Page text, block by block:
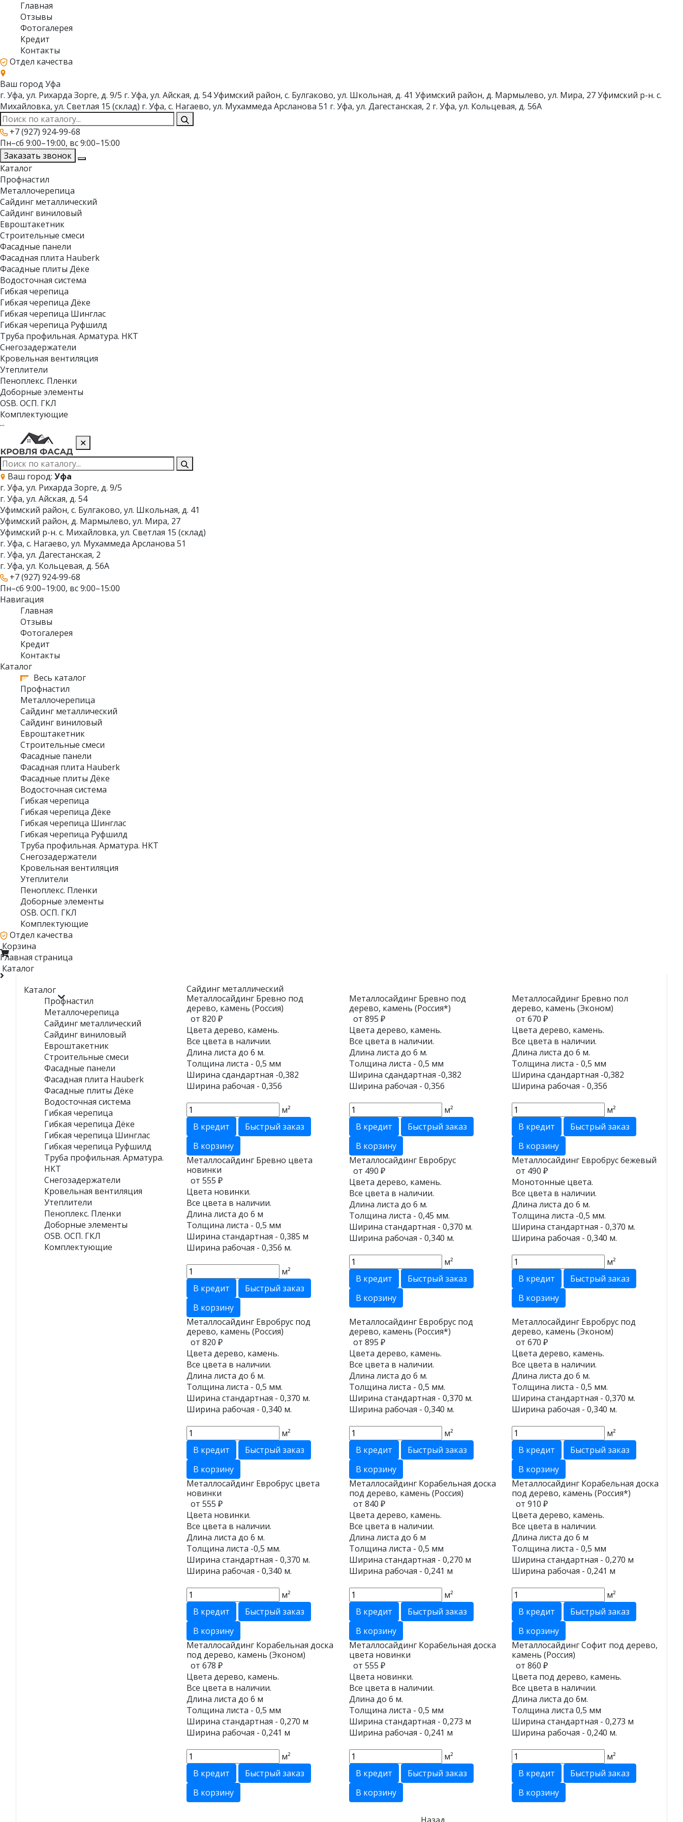
Главная
Отзывы
Фотогалерея
Кредит
Контакты
Отдел качества
Ваш город Уфа
г. Уфа, ул. Рихарда Зорге, д. 9/5 г. Уфа, ул. Айская, д. 54Уфимский район, с. Булгаково, ул. Школьная, д. 41 Уфимский район, д. Мармылево, ул. Мира, 27Уфимский р-н. с.
Михайловка, ул. Светлая 15 (склад) г. Уфа, с. Нагаево, ул. Мухаммеда Арсланова 51 г. Уфа, ул. Дагестанская, 2 г. Уфа, ул. Кольцевая, д. 56А
+7 (927) 924-99-68
Пн–сб 9:00–19:00, вс 9:00–15:00
Заказать звонок
Каталог
Профнастил
Металлочерепица
Сайдинг металлический
Сайдинг виниловый
Евроштакетник
Строительные смеси
Фасадные панели
Фасадная плита Hauberk
Фасадные плиты Дёке
Водосточная система
Гибкая черепица
Гибкая черепица Дёке
Гибкая черепица Шинглас
Гибкая черепица Руфшилд
Труба профильная. Арматура. НКТ
Снегозадержатели
Кровельная вентиляция
Утеплители
Пеноплекс. Пленки
Доборные элементы
OSB. ОСП. ГКЛ
Комплектующие
···
✕
Ваш город: Уфа
г. Уфа, ул. Рихарда Зорге, д. 9/5
г. Уфа, ул. Айская, д. 54
Уфимский район, с. Булгаково, ул. Школьная, д. 41
Уфимский район, д. Мармылево, ул. Мира, 27
Уфимский р-н. с. Михайловка, ул. Светлая 15 (склад)
г. Уфа, с. Нагаево, ул. Мухаммеда Арсланова 51
г. Уфа, ул. Дагестанская, 2
г. Уфа, ул. Кольцевая, д. 56А
+7 (927) 924-99-68
Пн–сб 9:00–19:00, вс 9:00–15:00
Навигация
Главная
Отзывы
Фотогалерея
Кредит
Контакты
Каталог
Весь каталог
Профнастил
Металлочерепица
Сайдинг металлический
Сайдинг виниловый
Евроштакетник
Строительные смеси
Фасадные панели
Фасадная плита Hauberk
Фасадные плиты Дёке
Водосточная система
Гибкая черепица
Гибкая черепица Дёке
Гибкая черепица Шинглас
Гибкая черепица Руфшилд
Труба профильная. Арматура. НКТ
Снегозадержатели
Кровельная вентиляция
Утеплители
Пеноплекс. Пленки
Доборные элементы
OSB. ОСП. ГКЛ
Комплектующие
Отдел качества
Корзина
Главная страница
Каталог
Каталог
Профнастил
Металлочерепица
Сайдинг металлический
Сайдинг виниловый
Евроштакетник
Строительные смеси
Фасадные панели
Фасадная плита Hauberk
Фасадные плиты Дёке
Водосточная система
Гибкая черепица
Гибкая черепица Дёке
Гибкая черепица Шинглас
Гибкая черепица Руфшилд
Труба профильная. Арматура.
НКТ
Снегозадержатели
Кровельная вентиляция
Утеплители
Пеноплекс. Пленки
Доборные элементы
OSB. ОСП. ГКЛ
Комплектующие
Сайдинг металлический
Металлосайдинг Бревно под
дерево, камень (Россия)
от 820 ₽
Цвета дерево, камень.
Все цвета в наличии.
Длина листа до 6 м.
Толщина листа - 0,5 мм
Ширина сдандартная -0,382
Ширина рабочая - 0,356
м²
В кредит
Быстрый заказ
В корзину
Металлосайдинг Бревно под
дерево, камень (Россия*)
от 895 ₽
Цвета дерево, камень.
Все цвета в наличии.
Длина листа до 6 м.
Толщина листа - 0,5 мм
Ширина сдандартная -0,382
Ширина рабочая - 0,356
м²
В кредит
Быстрый заказ
В корзину
Металлосайдинг Бревно пол
дерево, камень (Эконом)
от 670 ₽
Цвета дерево, камень.
Все цвета в наличии.
Длина листа до 6 м.
Толщина листа - 0,5 мм
Ширина сдандартная -0,382
Ширина рабочая - 0,356
м²
В кредит
Быстрый заказ
В корзину
Металлосайдинг Бревно цвета
новинки
от 555 ₽
Цвета новинки.
Все цвета в наличии.
Длина листа до 6 м
Толщина листа - 0,5 мм
Ширина стандартная - 0,385 м
Ширина рабочая - 0,356 м.
м²
В кредит
Быстрый заказ
В корзину
Металлосайдинг Евробрус
от 490 ₽
Цвета дерево, камень.
Все цвета в наличии.
Длина листа до 6 м.
Толщина листа - 0,45 мм.
Ширина стандартная - 0,370 м.
Ширина рабочая - 0,340 м.
м²
В кредит
Быстрый заказ
В корзину
Металлосайдинг Евробрус бежевый
от 490 ₽
Монотонные цвета.
Все цвета в наличии.
Длина листа до 6 м.
Толщина листа -0,5 мм.
Ширина стандартная - 0,370 м.
Ширина рабочая - 0,340 м.
м²
В кредит
Быстрый заказ
В корзину
Металлосайдинг Евробрус под
дерево, камень (Россия)
от 820 ₽
Цвета дерево, камень.
Все цвета в наличии.
Длина листа до 6 м.
Толщина листа - 0,5 мм.
Ширина стандартная - 0,370 м.
Ширина рабочая - 0,340 м.
м²
В кредит
Быстрый заказ
В корзину
Металлосайдинг Евробрус под
дерево, камень (Россия*)
от 895 ₽
Цвета дерево, камень.
Все цвета в наличии.
Длина листа до 6 м.
Толщина листа - 0,5 мм.
Ширина стандартная - 0,370 м.
Ширина рабочая - 0,340 м.
м²
В кредит
Быстрый заказ
В корзину
Металлосайдинг Евробрус под
дерево, камень (Эконом)
от 670 ₽
Цвета дерево, камень.
Все цвета в наличии.
Длина листа до 6 м.
Толщина листа - 0,5 мм.
Ширина стандартная - 0,370 м.
Ширина рабочая - 0,340 м.
м²
В кредит
Быстрый заказ
В корзину
Металлосайдинг Евробрус цвета
новинки
от 555 ₽
Цвета новинки.
Все цвета в наличии.
Длина листа до 6 м.
Толщина листа -0,5 мм.
Ширина стандартная - 0,370 м.
Ширина рабочая - 0,340 м.
м²
В кредит
Быстрый заказ
В корзину
Металлосайдинг Корабельная доска
под дерево, камень (Россия)
от 840 ₽
Цвета дерево, камень.
Все цвета в наличии.
Длина листа до 6 м
Толщина листа - 0,5 мм
Ширина стандартная - 0,270 м
Ширина рабочая - 0,241 м
м²
В кредит
Быстрый заказ
В корзину
Металлосайдинг Корабельная доска
под дерево, камень (Россия*)
от 910 ₽
Цвета дерево, камень.
Все цвета в наличии.
Длина листа до 6 м
Толщина листа - 0,5 мм
Ширина стандартная - 0,270 м
Ширина рабочая - 0,241 м
м²
В кредит
Быстрый заказ
В корзину
Металлосайдинг Корабельная доска
под дерево, камень (Эконом)
от 678 ₽
Цвета дерево, камень.
Все цвета в наличии.
Длина листа до 6 м
Толщина листа - 0,5 мм
Ширина стандартная - 0,270 м
Ширина рабочая - 0,241 м
м²
В кредит
Быстрый заказ
В корзину
Металлосайдинг Корабельная доска
цвета новинки
от 555 ₽
Цвета новинки.
Все цвета в наличии.
Длина до 6 м.
Толщина листа - 0,5 мм
Ширина стандартная - 0,273 м
Ширина рабочая - 0,241 м
м²
В кредит
Быстрый заказ
В корзину
Металлосайдинг Софит под дерево,
камень (Россия)
от 860 ₽
Цвета под дерево, камень.
Все цвета в наличии.
Длина листа до 6м.
Толщина листа 0,5 мм
Ширина стандартная - 0,273 м
Ширина рабочая - 0,240 м.
м²
В кредит
Быстрый заказ
В корзину